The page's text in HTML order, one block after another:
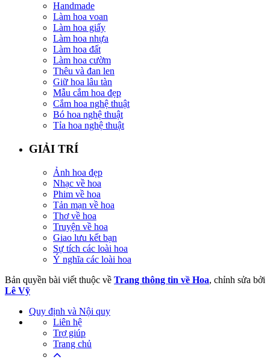
Handmade
Làm hoa voan
Làm hoa giấy
Làm hoa nhựa
Làm hoa đất
Làm hoa cườm
Thêu và đan len
Giữ hoa lâu tàn
Mẫu cắm hoa đẹp
Cắm hoa nghệ thuật
Bó hoa nghệ thuật
Tỉa hoa nghệ thuật
GIẢI TRÍ
Ảnh hoa đẹp
Nhạc về hoa
Phim về hoa
Tản mạn về hoa
Thơ về hoa
Truyện về hoa
Giao lưu kết bạn
Sự tích các loài hoa
Ý nghĩa các loài hoa
Bản quyền bài viết thuộc về Trang thông tin về Hoa, chỉnh sửa bởi
Lê Vỹ
Quy định và Nội quy
Liên hệ
Trợ giúp
Trang chủ